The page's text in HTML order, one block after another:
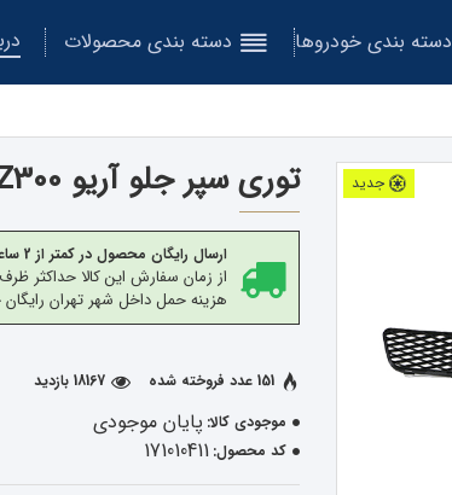
دسته بندی خودروها دسته بندی محصولات
جدید توری سپر جلو آریو S300 Z300
ارسال رایگان محصول در کمتر از 2 ساعت
هزینه حمل داخل شهر تهران رایگان
موجودی کالا: پایان موجودی
کد محصول: 171010411
151 عدد فروخته شده 18167 بازدید